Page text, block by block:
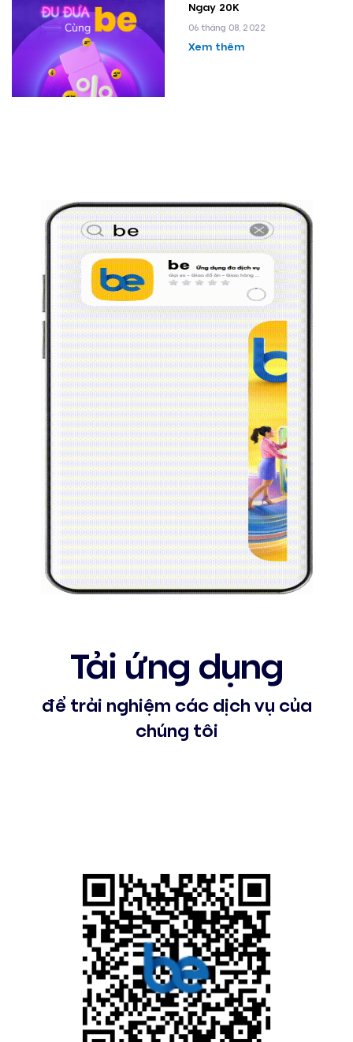
Ngay 20K
06 tháng 08, 2022
Xem thêm
Tải ứng dụng
để trải nghiệm các dịch vụ của
chúng tôi